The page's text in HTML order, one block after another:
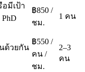
มีเป้า
฿850 /
ชม.
1 คน
ด้วยกัน
฿550 /
คน /
ชม.
2–3
คน